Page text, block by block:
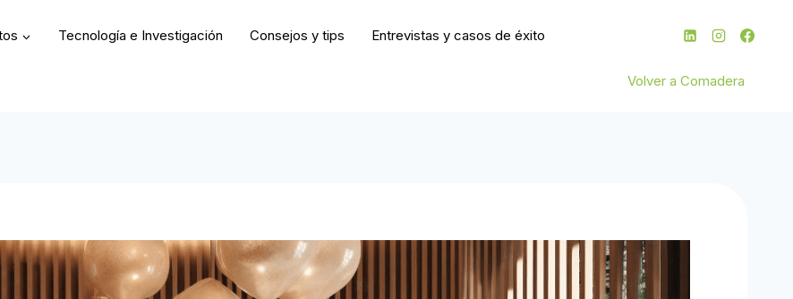
Tecnología e Investigación Consejos y tips Entrevistas y casos de éxito
Volver a Comadera